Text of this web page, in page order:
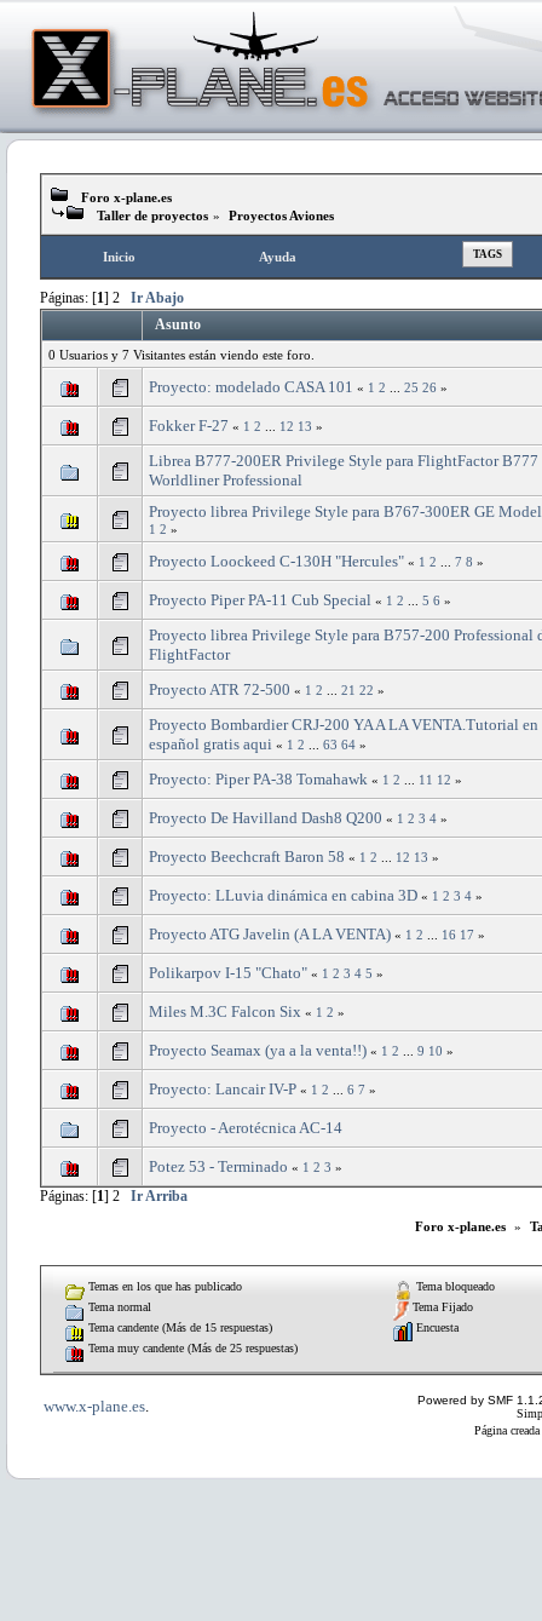
Foro x-plane.es
Taller de proyectos » Proyectos Aviones
Inicio Ayuda TAGS
Páginas: [1] 2
Ir Abajo
Asunto
0 Usuarios y 7 Visitantes están viendo este foro.
Proyecto: modelado CASA 101 « 1 2 25 26 »
Fokker F-27 « 1 2 12 13 »
Librea B777-200ER Privilege Style para FlightFactor B777
Worldliner Professional
Proyecto librea Privilege Style para B767-300ER GE
1 2 »
Proyecto Loockeed C-130H "Hercules" « 1 2 7 8 »
Proyecto Piper PA-11 Cub Special « 1 2 5 6 »
Proyecto librea Privilege Style para B757-200 Professional
FlightFactor
Proyecto ATR 72-500 « 1 2 21 22 »
Proyecto Bombardier CRJ-200 YA A LA VENTA.Tutorial en
español gratis aqui « 1 2 63 64 »
Proyecto: Piper PA-38 Tomahawk « 1 2 11 12 »
Proyecto De Havilland Dash8 Q200 « 1 2 3 4 »
Proyecto Beechcraft Baron 58 « 1 2 12 13 »
Proyecto: LLuvia dinámica en cabina 3D « 1 2 3 4 »
Proyecto ATG Javelin (A LA VENTA) « 1 2 16 17 »
Polikarpov I-15 "Chato" « 1 2 3 4 5 »
Miles M.3C Falcon Six « 1 2 »
Proyecto Seamax (ya a la venta!!) « 1 2 9 10 »
Proyecto: Lancair IV-P « 1 2 6 7 »
Proyecto - Aerotécnica AC-14
Potez 53 - Terminado « 1 2 3 »
Páginas: [1] 2 Ir Arriba
Foro x-plane.es »
Temas en los que has publicado
Tema normal
Tema candente (Más de 15 respuestas)
Tema muy candente (Más de 25 respuestas)
Tema bloqueado
Tema Fijado
Encuesta
www.x-plane.es
Powered by SMF
Página